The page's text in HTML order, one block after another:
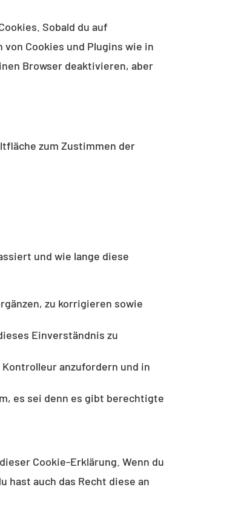
Sobald du auf
Cookies und Plugins wie in
Browser deaktivieren, aber
zum Zustimmen der
und wie lange diese
zu korrigieren sowie
Einverständnis zu
anzufordern und in
es sei denn es gibt berechtigte
Cookie-Erklärung. Wenn du
hast auch das Recht diese an